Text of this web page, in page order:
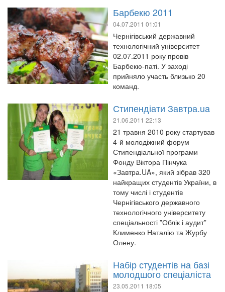
Барбекю 2011
04.07.2011 01:01
Чернігівський державний
технологічний університет
02.07.2011 року провів
Барбекю-паті. У заході
прийняло участь близько 20
команд.
Стипендіати Завтра.ua
21.06.2011 22:13
21 травня 2010 року стартував
4-й молодіжний форум
Стипендіальної програми
Фонду Віктора Пінчука
«Завтра.UA», який зібрав 320
найкращих студентів України, в
тому числі і студентів
Чернігівського державного
технологічного університету
спеціальності ”Облік і аудит”
Клименко Наталію та Журбу
Олену.
Набір студентів на базі
молодшого спеціаліста
23.05.2011 18:05